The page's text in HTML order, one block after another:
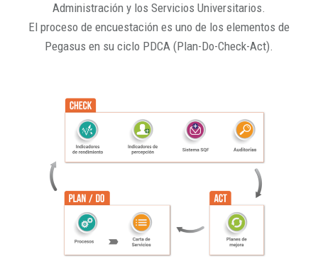
Administración y los Servicios Universitarios.
El proceso de encuestación es uno de los elementos de
Pegasus en su ciclo PDCA (Plan-Do-Check-Act).